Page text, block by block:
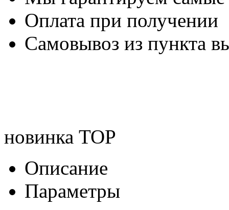
Оплата при получении
Самовывоз из пункта
новинка TOP
Описание
Параметры